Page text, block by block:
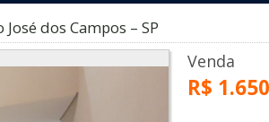
dos Campos – SP
Venda
R$